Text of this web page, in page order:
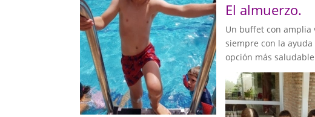
El almuerzo.
Un buffet con amplia
siempre con la
opción más